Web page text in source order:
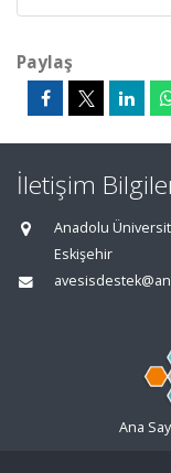
Paylaş
İletişim
Anadolu
Eskişehir
Ana